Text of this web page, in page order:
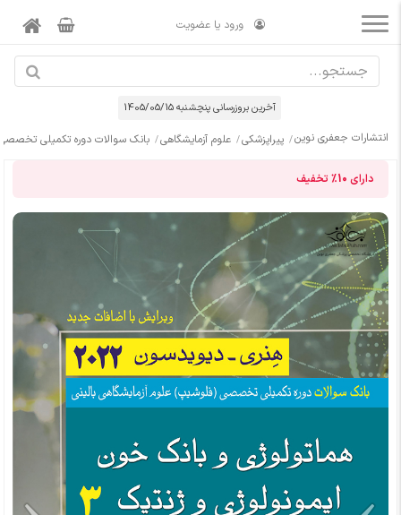
ورود یا عضویت
آخرین بروزرسانی پنچشنبه 1405/05/15
انتشارات جعفری نوین پیراپزشکی علوم آزمایشگاهی بانک سوالات دوره تکمیلی تخصصی فلوشیپ
دارای 10% تخفیف